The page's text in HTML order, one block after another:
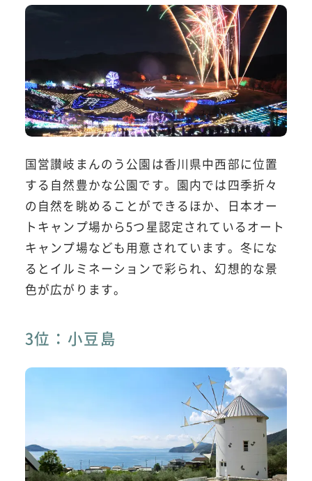
国営讃岐まんのう公園は香川県中西部に位置
する自然豊かな公園です。園内では四季折々
の自然を眺めることができるほか、日本オー
トキャンプ場から5つ星認定されているオート
キャンプ場なども用意されています。冬にな
るとイルミネーションで彩られ、幻想的な景
色が広がります。
3位：小豆島